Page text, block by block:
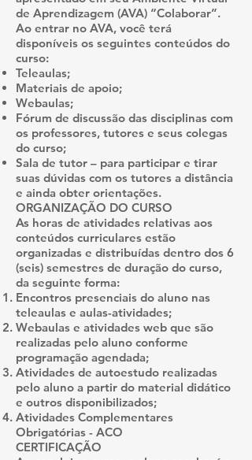
de Aprendizagem (AVA) “Colaborar”.
Ao entrar no AVA, você terá
disponíveis os seguintes conteúdos do
curso:
Teleaulas;
Materiais de apoio;
Webaulas;
Fórum de discussão das disciplinas com
os professores, tutores e seus colegas
do curso;
Sala de tutor – para participar e tirar
suas dúvidas com os tutores a distância
e ainda obter orientações.
ORGANIZAÇÃO DO CURSO
As horas de atividades relativas aos
conteúdos curriculares estão
organizadas e distribuídas dentro dos 6
(seis) semestres de duração do curso,
da seguinte forma:
Encontros presenciais do aluno nas
teleaulas e aulas-atividades;
Webaulas e atividades web que são
realizadas pelo aluno conforme
programação agendada;
Atividades de autoestudo realizadas
pelo aluno a partir do material didático
e outros disponibilizados;
Atividades Complementares
Obrigatórias - ACO
CERTIFICAÇÃO